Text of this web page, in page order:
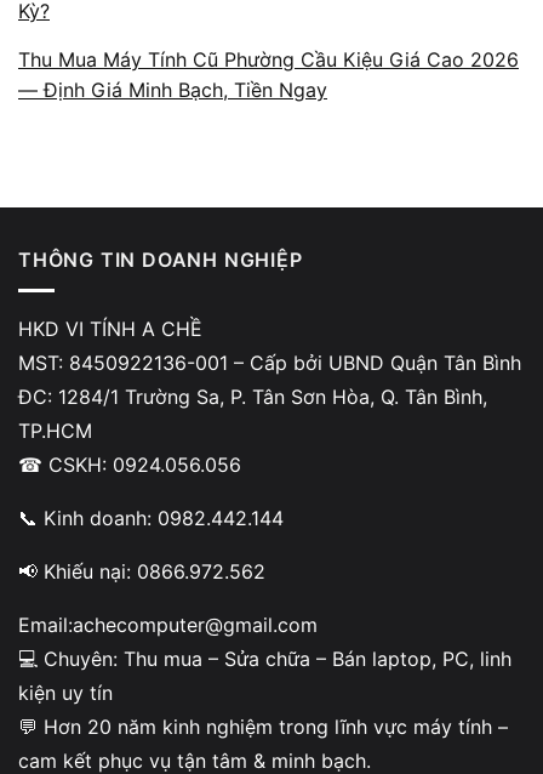
phím, pin, ổ cứng, hiệu năng và ngoại hình.
viên đưa ra mức giá phù hợp với mặt bằng
thị trường.
Các yếu tố ảnh hưởng đến giá
bán laptop
Cấu hình (CPU, RAM, ổ cứng), thương hiệu,
đời máy, tình trạng pin, ngoại hình và lịch sử
sửa chữa là những yếu tố ảnh hưởng trực tiếp
đến giá bán.
Kỳ?
Thu Mua Máy Tính Cũ Phường Cầu Kiệu Giá Cao 2026
— Định Giá Minh Bạch, Tiền Ngay
THÔNG TIN DOANH NGHIỆP
HKD VI TÍNH A CHỀ
MST: 8450922136-001 – Cấp bởi UBND Quận Tân Bình
ĐC: 1284/1 Trường Sa, P. Tân Sơn Hòa, Q. Tân Bình,
TP.HCM
☎ CSKH: 0924.056.056
📞 Kinh doanh: 0982.442.144
📢 Khiếu nại: 0866.972.562
Email:achecomputer@gmail.com
💻 Chuyên: Thu mua – Sửa chữa – Bán laptop, PC, linh
kiện uy tín
💬 Hơn 20 năm kinh nghiệm trong lĩnh vực máy tính –
cam kết phục vụ tận tâm & minh bạch.